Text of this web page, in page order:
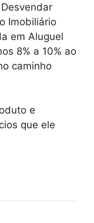
Imobiliário
em Aluguel
8% a 10% ao
caminho
e
que ele